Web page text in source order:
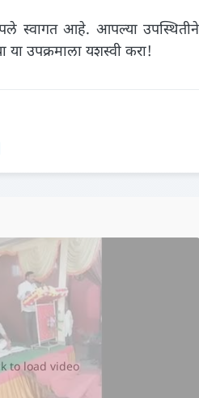
स्वागत आहे. आपल्या उपस्थितीने
उपक्रमाला यशस्वी करा!
▶️
to load video